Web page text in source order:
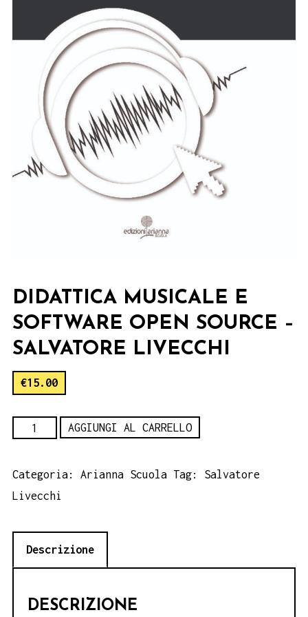
DIDATTICA MUSICALE E
SOFTWARE OPEN SOURCE –
SALVATORE LIVECCHI
€15.00
Didattica
e
software
source
Livecchi
AGGIUNGI AL CARRELLO
Categoria: Arianna Scuola Tag: Salvatore
Livecchi
Descrizione
DESCRIZIONE